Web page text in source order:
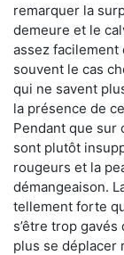
remarquer la
demeure et le
assez facilement
souvent le cas
qui ne savent
la présence de
Pendant que sur
sont plutôt
rougeurs et la
démangeaison.
tellement forte
s’être trop
plus se déplacer